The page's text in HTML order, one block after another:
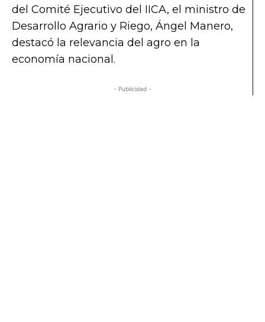
del Comité Ejecutivo del IICA, el ministro de
Desarrollo Agrario y Riego, Ángel Manero,
destacó la relevancia del agro en la
economía nacional.
- Publicidad -